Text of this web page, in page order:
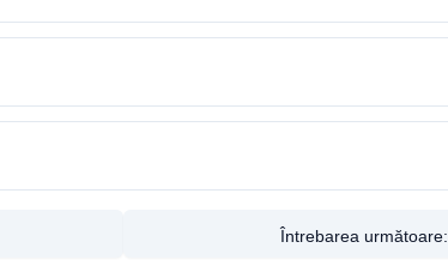
Întrebarea următoare: